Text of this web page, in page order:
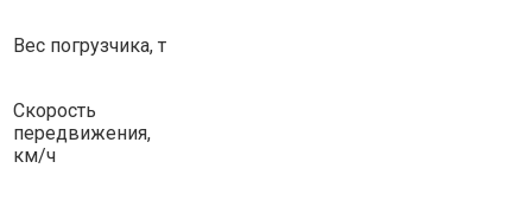
Вес погрузчика, т
Скорость
передвижения,
км/ч